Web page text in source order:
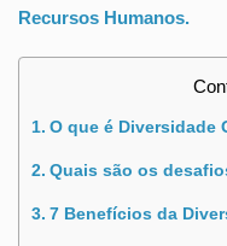
Recursos Humanos.
O que é Diversidade
Quais são os
7 Benefícios da